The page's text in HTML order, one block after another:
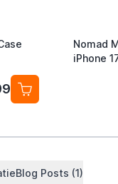
Nomad
iPhone
Blog Posts (1)